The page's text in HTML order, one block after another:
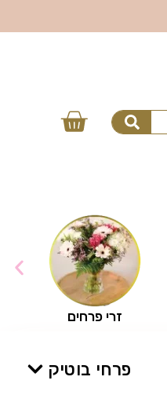
זרי פרחים
פרחי בוטיק